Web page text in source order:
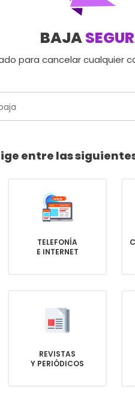
BAJA
para cancelar
entre las
TELEFONÍA
E INTERNET
REVISTAS
Y PERIÓDICOS